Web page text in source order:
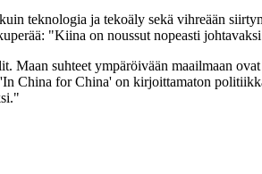
teknologia ja tekoäly sekä vihreään
"Kiina on noussut nopeasti
suhteet ympäröivään maailmaan
China for China' on kirjoittamaton